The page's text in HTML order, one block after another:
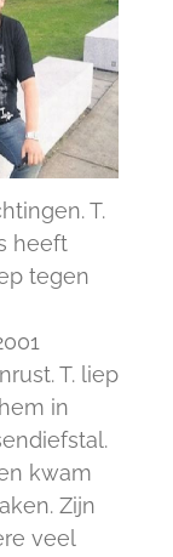
T.
heeft
tegen
T. liep
in
kwam
Zijn
veel